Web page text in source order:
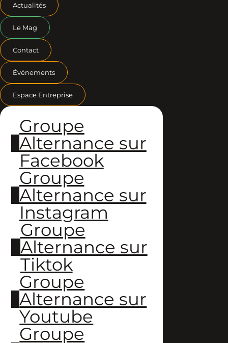
Actualités
Le Mag
Contact
Événements
Espace Entreprise
Groupe
Alternance sur
Facebook
Groupe
Alternance sur
Instagram
Groupe
Alternance sur
Tiktok
Groupe
Alternance sur
Youtube
Groupe